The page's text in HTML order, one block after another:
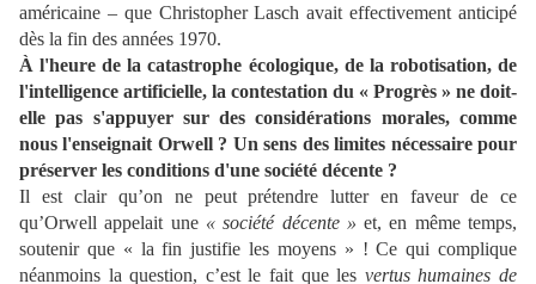
américaine – que Christopher Lasch avait effectivement anticipé
dès la fin des années 1970.
À l'heure de la catastrophe écologique, de la robotisation, de
l'intelligence artificielle, la contestation du « Progrès » ne doit-
elle pas s'appuyer sur des considérations morales, comme
nous l'enseignait Orwell ? Un sens des limites nécessaire pour
préserver les conditions d'une société décente ?
Il est clair qu’on ne peut prétendre lutter en faveur de ce
qu’Orwell appelait une « société décente » et, en même temps,
soutenir que « la fin justifie les moyens » ! Ce qui complique
néanmoins la question, c’est le fait que les vertus humaines de